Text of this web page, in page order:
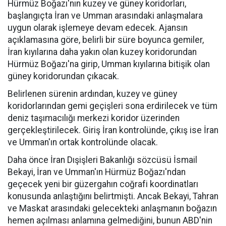
Hürmüz Boğazı'nın kuzey ve güney koridorları,
başlangıçta İran ve Umman arasındaki anlaşmalara
uygun olarak işlemeye devam edecek. Ajansın
açıklamasına göre, belirli bir süre boyunca gemiler,
İran kıyılarına daha yakın olan kuzey koridorundan
Hürmüz Boğazı'na girip, Umman kıyılarına bitişik olan
güney koridorundan çıkacak.
Belirlenen sürenin ardından, kuzey ve güney
koridorlarından gemi geçişleri sona erdirilecek ve tüm
deniz taşımacılığı merkezi koridor üzerinden
gerçekleştirilecek. Giriş İran kontrolünde, çıkış ise İran
ve Umman'ın ortak kontrolünde olacak.
Daha önce İran Dışişleri Bakanlığı sözcüsü İsmail
Bekayi, İran ve Umman'ın Hürmüz Boğazı'ndan
geçecek yeni bir güzergahın coğrafi koordinatları
konusunda anlaştığını belirtmişti. Ancak Bekayi, Tahran
ve Maskat arasındaki gelecekteki anlaşmanın boğazın
hemen açılması anlamına gelmediğini, bunun ABD'nin